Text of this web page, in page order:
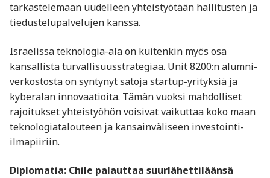
tarkastelemaan uudelleen yhteistyötään hallitusten ja
tiedustelupalvelujen kanssa.
Israelissa teknologia-ala on kuitenkin myös osa
kansallista turvallisuusstrategiaa. Unit 8200:n alumni-
verkostosta on syntynyt satoja startup-yrityksiä ja
kyberalan innovaatioita. Tämän vuoksi mahdolliset
rajoitukset yhteistyöhön voisivat vaikuttaa koko maan
teknologiatalouteen ja kansainväliseen investointi-
ilmapiiriin.
Diplomatia: Chile palauttaa suurlähettiläänsä